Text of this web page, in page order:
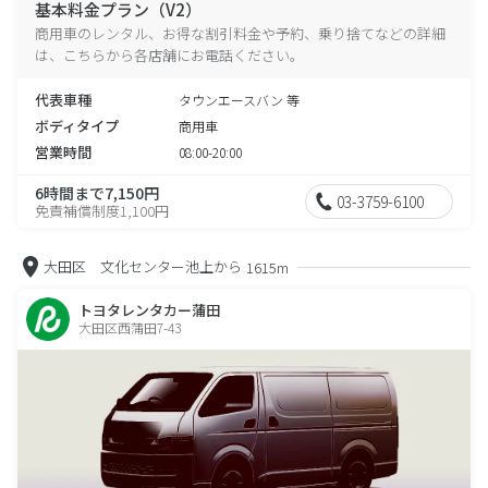
基本料金プラン（V2）
商用車のレンタル、お得な割引料金や予約、乗り捨てなどの詳細
は、こちらから各店舗にお電話ください。
代表車種 タウンエースバン 等
ボディタイプ 商用車
営業時間 08:00-20:00
6時間まで7,150円
免責補償制度1,100円 03-3759-6100
大田区 文化センター池上から 1615m
トヨタレンタカー蒲田
大田区西蒲田7-43